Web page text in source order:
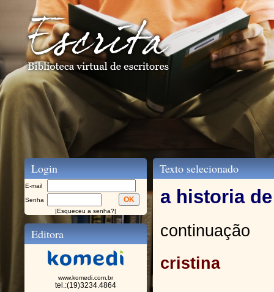
Login
E-mail
Senha
|Esqueceu a senha?|
Editora
www.komedi.com.br
tel.:(19)3234.4864
Texto selecionado
a historia
continuação
cristina